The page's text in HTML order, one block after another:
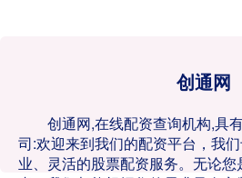
创通网
创通网,在线配资查询机构,具
司:欢迎来到我们的配资平台，我
业、灵活的股票配资服务。无论